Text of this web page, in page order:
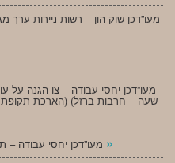
מעו”דכן שוק הון – רשות ניירות
»